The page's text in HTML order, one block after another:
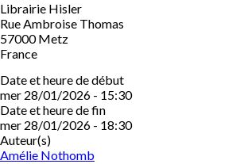
Librairie Hisler
Rue Ambroise Thomas
57000 Metz
France
Date et heure de début
mer 28/01/2026 - 15:30
Date et heure de fin
mer 28/01/2026 - 18:30
Auteur(s)
Amélie Nothomb